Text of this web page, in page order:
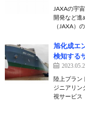
JAXAの宇
開発など進
（JAXA）
旭化成エ
検知する
陸上プラン
ジニアリン
視サービス